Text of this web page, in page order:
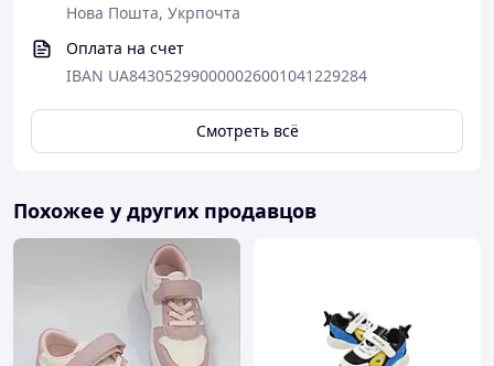
Нова Пошта, Укрпочта
Оплата на счет
IBAN UA843052990000026001041229284
Смотреть всё
Похожее у других продавцов